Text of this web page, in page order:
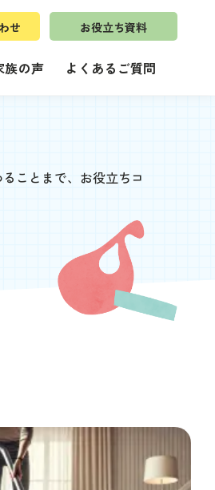
せ お役立ち資料
族の声 よくあるご質問
ことまで、お役立ちコ